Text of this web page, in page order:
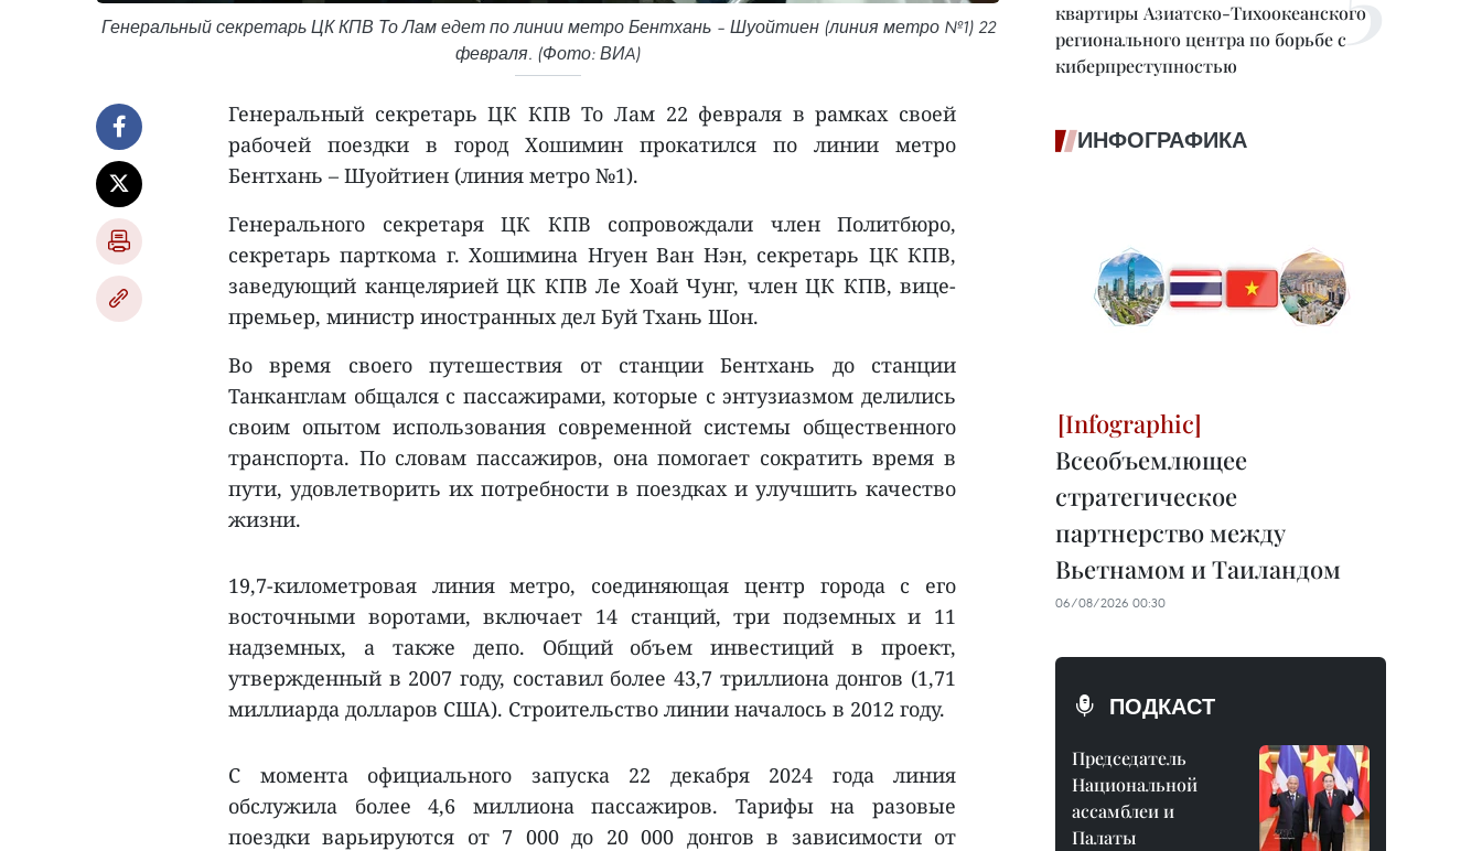
Генеральный секретарь ЦК КПВ То Лам едет по линии метро Бентхань – Шуойтиен (линия метро №1) 22
февраля. (Фото: ВИA)
Генеральный секретарь ЦК КПВ То Лам 22 февраля в рамках своей
рабочей поездки в город Хошимин прокатился по линии метро
Бентхань – Шуойтиен (линия метро №1).
Генерального секретаря ЦК КПВ сопровождали член Политбюро,
секретарь парткома г. Хошимина Нгуен Ван Нэн, секретарь ЦК КПВ,
заведующий канцелярией ЦК КПВ Ле Хоай Чунг, член ЦК КПВ, вице-
премьер, министр иностранных дел Буй Тхань Шон.
Во время своего путешествия от станции Бентхань до станции
Танканглам общался с пассажирами, которые с энтузиазмом делились
своим опытом использования современной системы общественного
транспорта. По словам пассажиров, она помогает сократить время в
пути, удовлетворить их потребности в поездках и улучшить качество
жизни.
19,7-километровая линия метро, соединяющая центр города с его
восточными воротами, включает 14 станций, три подземных и 11
надземных, а также депо. Общий объем инвестиций в проект,
утвержденный в 2007 году, составил более 43,7 триллиона донгов (1,71
миллиарда долларов США). Строительство линии началось в 2012 году.
С момента официального запуска 22 декабря 2024 года линия
обслужила более 4,6 миллиона пассажиров. Тарифы на разовые
поездки варьируются от 7 000 до 20 000 донгов в зависимости от
квартиры Азиатско-Тихоокеанского
регионального центра по борьбе с
киберпреступностью
ИНФОГРАФИКА
Всеобъемлющее
стратегическое
партнерство между
Вьетнамом и Таиландом
06/08/2026 00:30
ПОДКАСТ
Председатель
Национальной
ассамблеи и
Палаты